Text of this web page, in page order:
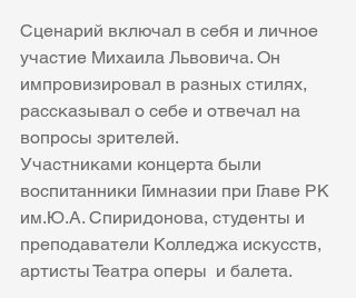
Сценарий включал в себя и личное
участие Михаила Львовича. Он
импровизировал в разных стилях,
рассказывал о себе и отвечал на
вопросы зрителей.
Участниками концерта были
воспитанники Гимназии при Главе РК
им.Ю.А. Спиридонова, студенты и
преподаватели Колледжа искусств,
артисты Театра оперы  и балета.